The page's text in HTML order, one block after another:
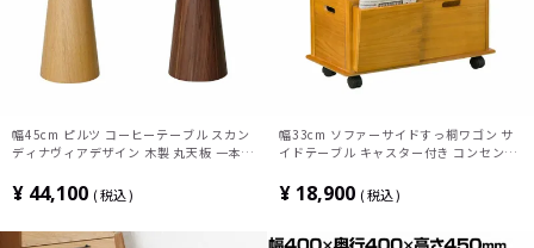
幅45cm ピルツ コーヒーテーブル スカン
ディナヴィアデザイン 木製 丸天板 一本脚
レイ ナイトテーブル
¥ 44,100 税込
幅33cm ソファーサイドすっ桐ワゴン サ
イドテーブル キャスター付き コンセント
ング収納 整理収納アドバイザー監修商品
¥ 18,900 税込